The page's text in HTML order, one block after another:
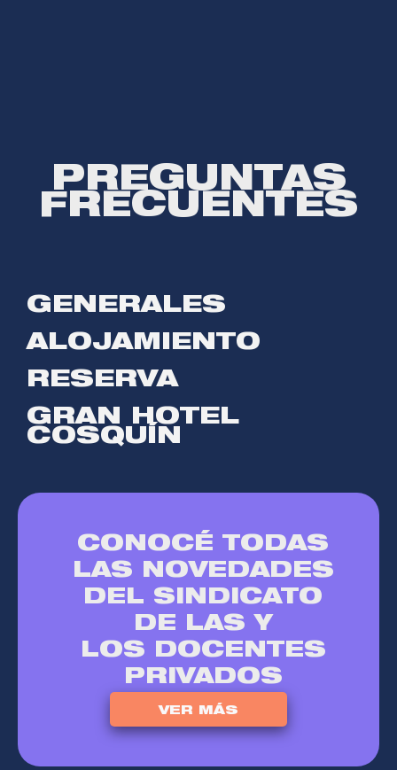
PREGUNTAS
FRECUENTES
GENERALES
ALOJAMIENTO
RESERVA
GRAN HOTEL
COSQUÍN
CONOCÉ TODAS
LAS NOVEDADES
DEL SINDICATO
DE LAS Y
LOS DOCENTES
PRIVADOS
VER MÁS